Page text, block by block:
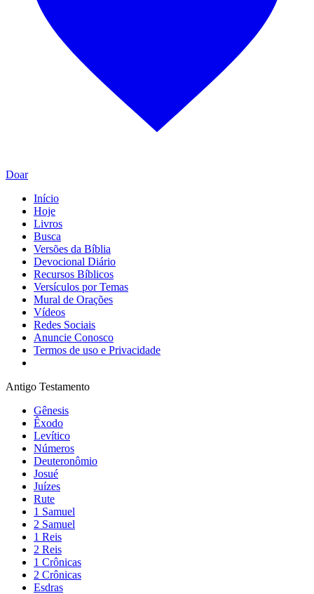
Doar
Início
Hoje
Livros
Busca
Versões da Bíblia
Devocional Diário
Recursos Bíblicos
Versículos por Temas
Mural de Orações
Vídeos
Redes Sociais
Anuncie Conosco
Termos de uso e Privacidade
Antigo Testamento
Gênesis
Êxodo
Levítico
Números
Deuteronômio
Josué
Juízes
Rute
1 Samuel
2 Samuel
1 Reis
2 Reis
1 Crônicas
2 Crônicas
Esdras